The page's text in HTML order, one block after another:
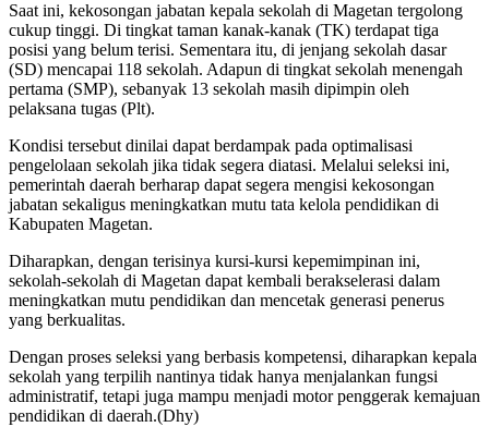
Saat ini, kekosongan jabatan kepala sekolah di Magetan tergolong
cukup tinggi. Di tingkat taman kanak-kanak (TK) terdapat tiga
posisi yang belum terisi. Sementara itu, di jenjang sekolah dasar
(SD) mencapai 118 sekolah. Adapun di tingkat sekolah menengah
pertama (SMP), sebanyak 13 sekolah masih dipimpin oleh
pelaksana tugas (Plt).
Kondisi tersebut dinilai dapat berdampak pada optimalisasi
pengelolaan sekolah jika tidak segera diatasi. Melalui seleksi ini,
pemerintah daerah berharap dapat segera mengisi kekosongan
jabatan sekaligus meningkatkan mutu tata kelola pendidikan di
Kabupaten Magetan.
Diharapkan, dengan terisinya kursi-kursi kepemimpinan ini,
sekolah-sekolah di Magetan dapat kembali berakselerasi dalam
meningkatkan mutu pendidikan dan mencetak generasi penerus
yang berkualitas.
Dengan proses seleksi yang berbasis kompetensi, diharapkan kepala
sekolah yang terpilih nantinya tidak hanya menjalankan fungsi
administratif, tetapi juga mampu menjadi motor penggerak kemajuan
pendidikan di daerah.(Dhy)